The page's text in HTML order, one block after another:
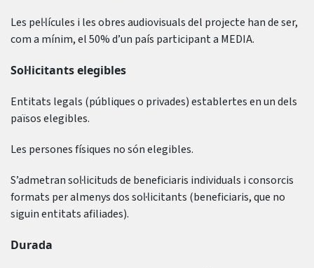
Les pel·lícules i les obres audiovisuals del projecte han de ser,
com a mínim, el 50% d’un país participant a MEDIA.
Sol·licitants elegibles
Entitats legals (públiques o privades) establertes en un dels
països elegibles.
Les persones físiques no són elegibles.
S’admetran sol·licituds de beneficiaris individuals i consorcis
formats per almenys dos sol·licitants (beneficiaris, que no
siguin entitats afiliades).
Durada